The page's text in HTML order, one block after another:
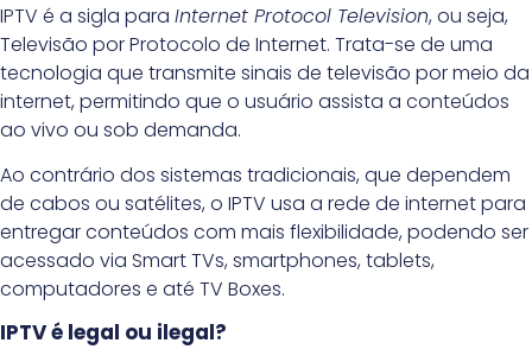
IPTV é a sigla para Internet Protocol Television, ou seja,
Televisão por Protocolo de Internet. Trata-se de uma
tecnologia que transmite sinais de televisão por meio da
internet, permitindo que o usuário assista a conteúdos
ao vivo ou sob demanda.
Ao contrário dos sistemas tradicionais, que dependem
de cabos ou satélites, o IPTV usa a rede de internet para
entregar conteúdos com mais flexibilidade, podendo ser
acessado via Smart TVs, smartphones, tablets,
computadores e até TV Boxes.
IPTV é legal ou ilegal?